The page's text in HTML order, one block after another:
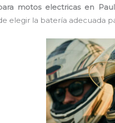
motos electricas en
elegir la batería adecuada